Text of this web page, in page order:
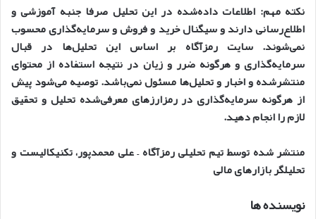
نکته مهم: اطلاعات داده‌شده در این تحلیل صرفا جنبه آموزشی و
اطلاع‌رسانی دارند و سیگنال خرید و فروش و سرمایه‌گذاری محسوب
نمی‌شوند. سایت رمزآگاه بر اساس این تحلیل‌ها در قبال
سرمایه‌گذاری و هرگونه ضرر و زیان در نتیجه استفاده از محتوای
منتشرشده و اخبار و تحلیل‌ها مسئول نمی‌باشد. توصیه می‌شود پیش
از هرگونه سرمایه‌گذاری در رمزارزهای معرفی‌شده تحلیل و تحقیق
لازم را انجام دهید.
منتشر شده توسط تیم تحلیلی رمزآگاه – علی محمدپور، تکنیکالیست و
تحلیلگر بازارهای مالی
نویسنده ها